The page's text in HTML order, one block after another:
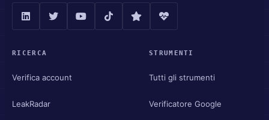
RICERCA
Verifica account
LeakRadar
STRUMENTI
Tutti gli strumenti
Verificatore Google